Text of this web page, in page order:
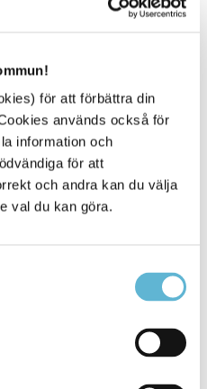
för att förbättra din
används också för
information och
för att
och andra kan du välja
val du kan göra.